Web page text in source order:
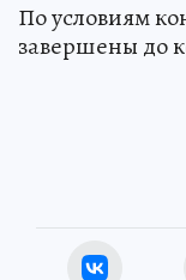
По условиям
завершены до